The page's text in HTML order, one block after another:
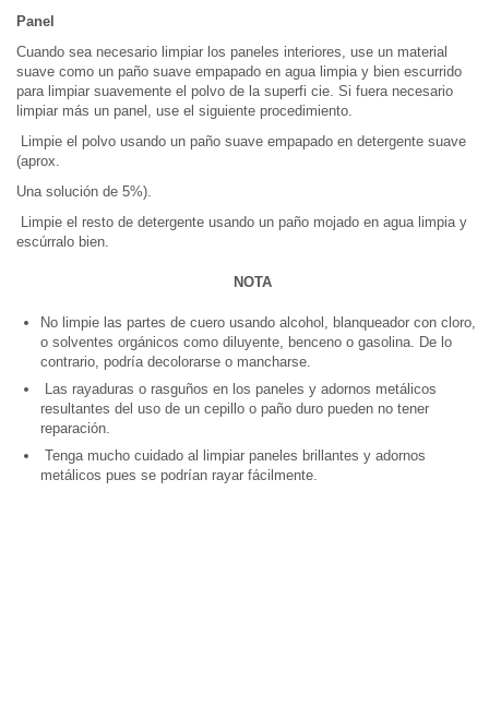
Panel
Cuando sea necesario limpiar los paneles interiores, use un material
suave como un paño suave empapado en agua limpia y bien escurrido
para limpiar suavemente el polvo de la superfi cie. Si fuera necesario
limpiar más un panel, use el siguiente procedimiento.
Limpie el polvo usando un paño suave empapado en detergente suave
(aprox.
Una solución de 5%).
Limpie el resto de detergente usando un paño mojado en agua limpia y
escúrralo bien.
NOTA
No limpie las partes de cuero usando alcohol, blanqueador con cloro,
o solventes orgánicos como diluyente, benceno o gasolina. De lo
contrario, podría decolorarse o mancharse.
Las rayaduras o rasguños en los paneles y adornos metálicos
resultantes del uso de un cepillo o paño duro pueden no tener
reparación.
Tenga mucho cuidado al limpiar paneles brillantes y adornos
metálicos pues se podrían rayar fácilmente.